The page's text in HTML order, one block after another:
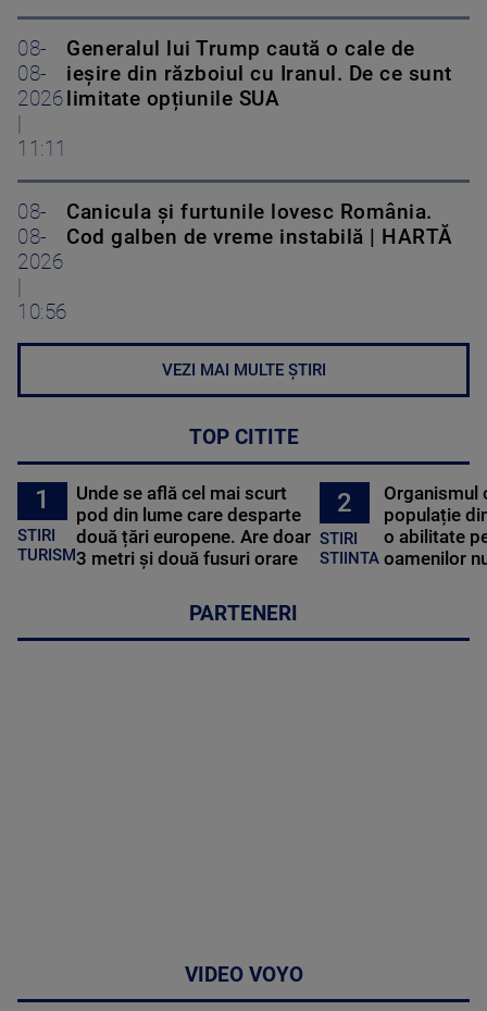
08-
08-
2026
11:11
Generalul lui Trump caută o cale de
ieșire din războiul cu Iranul. De ce sunt
limitate opțiunile SUA
08-
08-
2026
10:56
Canicula și furtunile lovesc România.
Cod galben de vreme instabilă | HARTĂ
VEZI MAI MULTE ȘTIRI
TOP CITITE
1
STIRI
TURISM
Unde se află cel mai scurt
pod din lume care desparte
două țări europene. Are doar
3 metri și două fusuri orare
2
STIRI
STIINTA
Organismul
populație
o abilitate
oamenilor
PARTENERI
VIDEO VOYO